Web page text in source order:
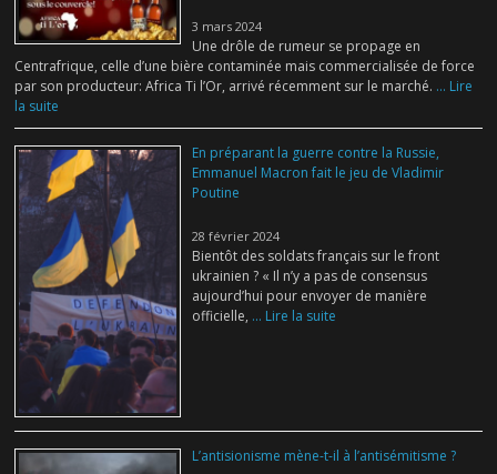
3 mars 2024
Une drôle de rumeur se propage en
Centrafrique, celle d’une bière contaminée mais commercialisée de force
par son producteur: Africa Ti l’Or, arrivé récemment sur le marché. ... Lire
la suite
En préparant la guerre contre la Russie,
Emmanuel Macron fait le jeu de Vladimir
Poutine
28 février 2024
Bientôt des soldats français sur le front
ukrainien ? « Il n’y a pas de consensus
aujourd’hui pour envoyer de manière
officielle, ... Lire la suite
L’antisionisme mène-t-il à l’antisémitisme ?